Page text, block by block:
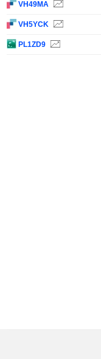
VH49MA
VH5YCK
PL1ZD9